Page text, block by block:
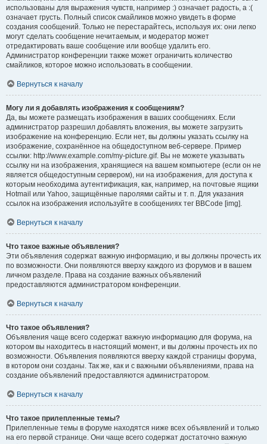
использованы для выражения чувств, например :) означает радость, а :(
означает грусть. Полный список смайликов можно увидеть в форме
создания сообщений. Только не перестарайтесь, используя их: они легко
могут сделать сообщение нечитаемым, и модератор может
отредактировать ваше сообщение или вообще удалить его.
Администратор конференции также может ограничить количество
смайликов, которое можно использовать в сообщении.
Вернуться к началу
Могу ли я добавлять изображения к сообщениям?
Да, вы можете размещать изображения в ваших сообщениях. Если
администратор разрешил добавлять вложения, вы можете загрузить
изображение на конференцию. Если нет, вы должны указать ссылку на
изображение, сохранённое на общедоступном веб-сервере. Пример
ссылки: http://www.example.com/my-picture.gif. Вы не можете указывать
ссылку ни на изображения, хранящиеся на вашем компьютере (если он не
является общедоступным сервером), ни на изображения, для доступа к
которым необходима аутентификация, как, например, на почтовые ящики
Hotmail или Yahoo, защищённые паролями сайты и т. п. Для указания
ссылок на изображения используйте в сообщениях тег BBCode [img].
Вернуться к началу
Что такое важные объявления?
Эти объявления содержат важную информацию, и вы должны прочесть их
по возможности. Они появляются вверху каждого из форумов и в вашем
личном разделе. Права на создание важных объявлений
предоставляются администратором конференции.
Вернуться к началу
Что такое объявления?
Объявления чаще всего содержат важную информацию для форума, на
котором вы находитесь в настоящий момент, и вы должны прочесть их по
возможности. Объявления появляются вверху каждой страницы форума,
в котором они созданы. Так же, как и с важными объявлениями, права на
создание объявлений предоставляются администратором.
Вернуться к началу
Что такое прилепленные темы?
Прилепленные темы в форуме находятся ниже всех объявлений и только
на его первой странице. Они чаще всего содержат достаточно важную